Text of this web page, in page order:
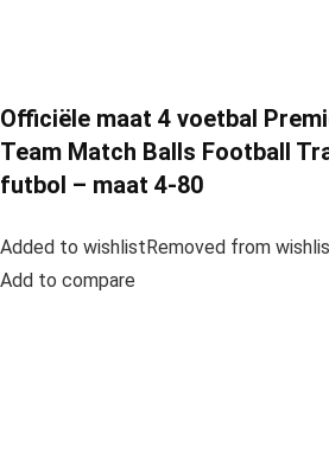
Officiële maat 4 voetbal
Team Match Balls Football
futbol – maat 4-80
Added to wishlistRemoved from
Add to compare